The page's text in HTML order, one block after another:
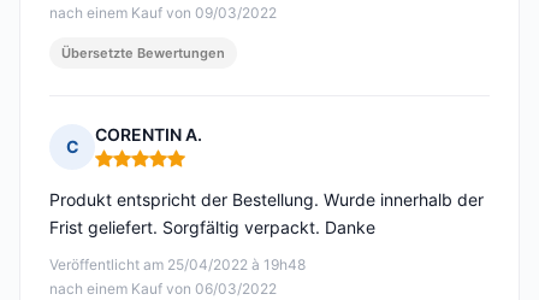
nach einem Kauf von 09/03/2022
Übersetzte Bewertungen
C
CORENTIN A.
Hinweis: 5 von 5
Veröffentlicht am 25/04/2022 à 19h48
nach einem Kauf von 06/03/2022
Produkt entspricht der Bestellung. Wurde innerhalb der
Frist geliefert. Sorgfältig verpackt. Danke